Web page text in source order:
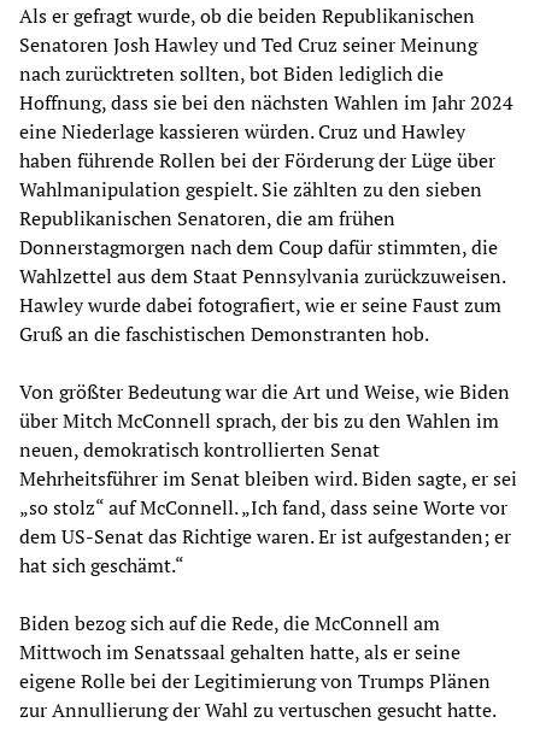
Als er gefragt wurde, ob die beiden Republikanischen
Senatoren Josh Hawley und Ted Cruz seiner Meinung
nach zurücktreten sollten, bot Biden lediglich die
Hoffnung, dass sie bei den nächsten Wahlen im Jahr 2024
eine Niederlage kassieren würden. Cruz und Hawley
haben führende Rollen bei der Förderung der Lüge über
Wahlmanipulation gespielt. Sie zählten zu den sieben
Republikanischen Senatoren, die am frühen
Donnerstagmorgen nach dem Coup dafür stimmten, die
Wahlzettel aus dem Staat Pennsylvania zurückzuweisen.
Hawley wurde dabei fotografiert, wie er seine Faust zum
Gruß an die faschistischen Demonstranten hob.
Von größter Bedeutung war die Art und Weise, wie Biden
über Mitch McConnell sprach, der bis zu den Wahlen im
neuen, demokratisch kontrollierten Senat
Mehrheitsführer im Senat bleiben wird. Biden sagte, er sei
„so stolz“ auf McConnell. „Ich fand, dass seine Worte vor
dem US-Senat das Richtige waren. Er ist aufgestanden; er
hat sich geschämt.“
Biden bezog sich auf die Rede, die McConnell am
Mittwoch im Senatssaal gehalten hatte, als er seine
eigene Rolle bei der Legitimierung von Trumps Plänen
zur Annullierung der Wahl zu vertuschen gesucht hatte.